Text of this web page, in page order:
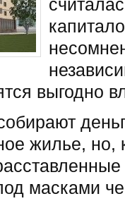
выгодно
жилье,
масками